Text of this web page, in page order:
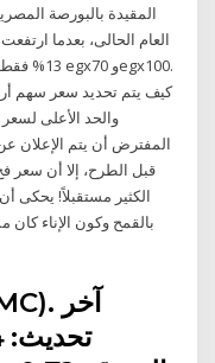
المقيدة بالبورصة
كيف يتم تحديد سعر سهم
والحد الأعلى
المفترض أن يتم الإعلان
قبل الطرح، إلا أن سعر
الكثير مستقبلاً! يحكى
بالقمح وكون الإناء كان